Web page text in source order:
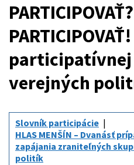
PARTICIPOVAŤ?
verejných
Slovník participácie
HLAS MENŠÍN – Dvanásť
zapájania zraniteľných
politík